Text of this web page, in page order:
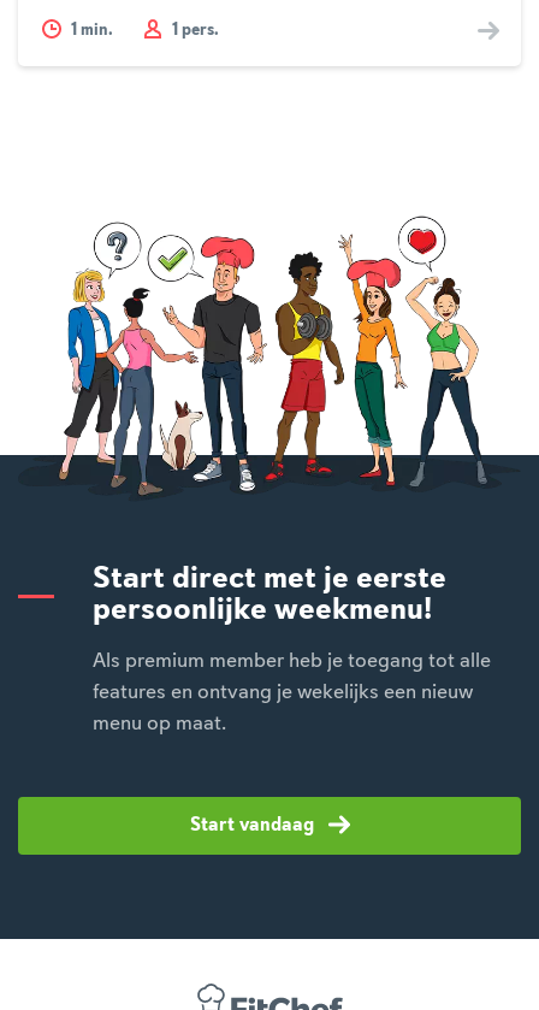
1 min. 1 pers.
Start direct met je eerste
persoonlijke weekmenu!
Als premium member heb je toegang tot alle
features en ontvang je wekelijks een nieuw
menu op maat.
Start vandaag